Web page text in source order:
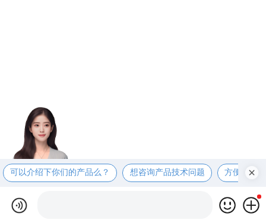
可以介绍下你们的产品么？ 想咨询产品技术问题 方便电话